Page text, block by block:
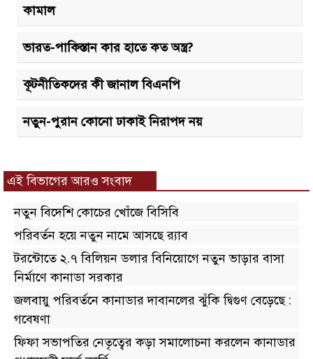
কামাল
ভারত-পাকিস্তান কার হাতে কত অস্ত্র?
কূটনীতিকদের কী জানাল বিএনপি
নতুন-পুরান কোনো ঢাকাই নিরাপদ নয়
এই বিভাগের আরও সংবাদ
নতুন বিদেশি কোচের খোঁজে বিসিবি
পরিবর্তন হয়ে নতুন নামে আসছে র‌্যাব
টরন্টোতে ২.৭ বিলিয়ন ডলার বিনিয়োগে নতুন ভাড়ার বাসা
নির্মাণে কানাডা সরকার
জলবায়ু পরিবর্তনে কানাডার দাবানলের ঝুঁকি দ্বিগুণ বেড়েছে :
গবেষণা
ফিফা সভাপতির নেতৃত্বের কড়া সমালোচনা করলেন কানাডার